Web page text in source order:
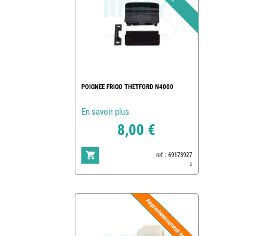
POIGNEE FRIGO THETFORD N4000
En savoir plus
8,00 €
ref : 69173927
2